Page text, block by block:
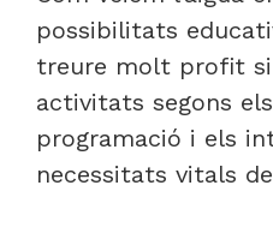
possibilitats
treure molt profit
activitats segons
programació i els
necessitats vitals